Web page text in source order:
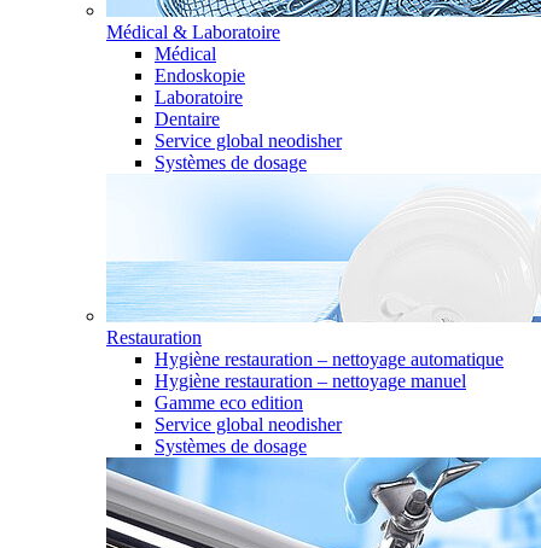
Médical & Laboratoire
Médical
Endoskopie
Laboratoire
Dentaire
Service global neodisher
Systèmes de dosage
Restauration
Hygiène restauration – nettoyage automatique
Hygiène restauration – nettoyage manuel
Gamme eco edition
Service global neodisher
Systèmes de dosage